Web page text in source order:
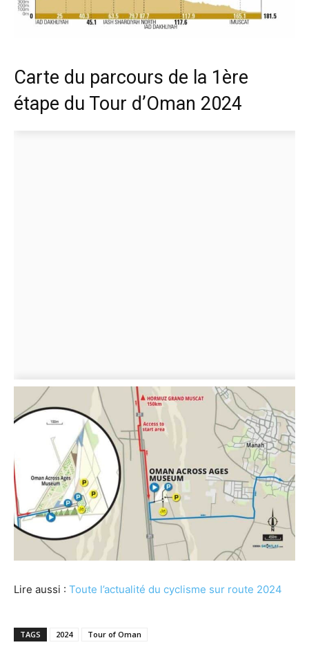
Carte du parcours de la 1ère
étape du Tour d’Oman 2024
Lire aussi : Toute l’actualité du cyclisme sur route 2024
TAGS 2024 Tour of Oman